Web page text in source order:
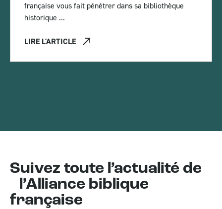
française vous fait pénétrer dans sa bibliothèque
historique ...
LIRE L'ARTICLE
Suivez toute l’actualité de
l’Alliance biblique
française